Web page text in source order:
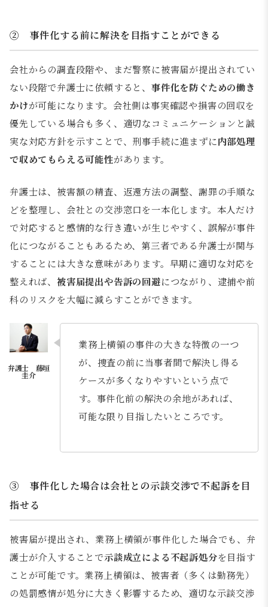
② 事件化する前に解決を目指すことができる
会社からの調査段階や、まだ警察に被害届が提出されてい
ない段階で弁護士に依頼すると、事件化を防ぐための働き
かけが可能になります。会社側は事実確認や損害の回収を
優先している場合も多く、適切なコミュニケーションと誠
実な対応方針を示すことで、刑事手続に進まずに内部処理
で収めてもらえる可能性があります。
弁護士は、被害額の精査、返還方法の調整、謝罪の手順な
どを整理し、会社との交渉窓口を一本化します。本人だけ
で対応すると感情的な行き違いが生じやすく、誤解が事件
化につながることもあるため、第三者である弁護士が関与
することには大きな意味があります。早期に適切な対応を
整えれば、 被害届提出や告訴の回避につながり、逮捕や前
科のリスクを大幅に減らすことができます。
業務上横領の事件の大きな特徴の一つ
が、捜査の前に当事者間で解決し得る
ケースが多くなりやすいという点で
す。事件化前の解決の余地があれば、
可能な限り目指したいところです。
③ 事件化した場合は会社との示談交渉で不起訴を目
指せる
被害届が提出され、業務上横領が事件化した場合でも、弁
護士が介入することで示談成立による不起訴処分を目指す
ことが可能です。業務上横領は、被害者（多くは勤務先）
の処罰感情が処分に大きく影響するため、適切な示談交渉